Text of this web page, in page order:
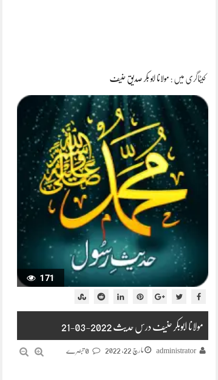
کیٹاگری میں : مولانا ابو بکر صدیق حنیف
171
مولانا ابوبکر حنیف درس حدیث 2022-03-21
administrator مارچ 22, 2022